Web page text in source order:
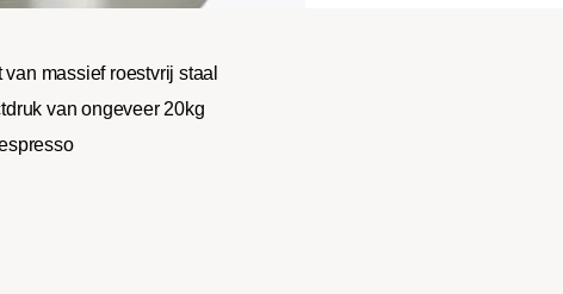
massief roestvrij staal
van ongeveer 20kg